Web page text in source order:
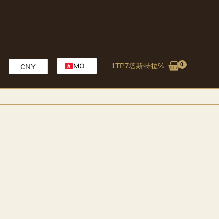
CNY
MO
1TP7塔斯特拉%